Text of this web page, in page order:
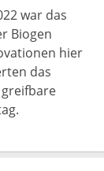
war das
Biogen
hier
das